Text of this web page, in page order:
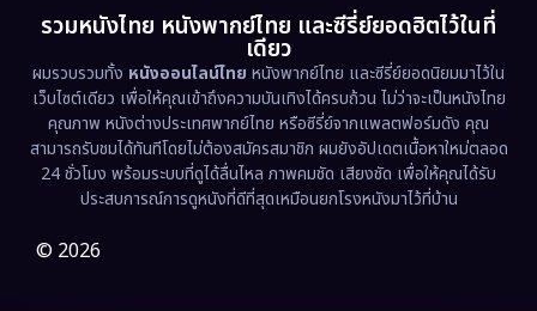
รวมหนังไทย หนังพากย์ไทย และซีรี่ย์ยอดฮิตไว้ในที่
เดียว
ผมรวบรวมทั้ง หนังออนไลน์ไทย หนังพากย์ไทย และซีรี่ย์ยอดนิยมมาไว้ใน
เว็บไซต์เดียว เพื่อให้คุณเข้าถึงความบันเทิงได้ครบถ้วน ไม่ว่าจะเป็นหนังไทย
คุณภาพ หนังต่างประเทศพากย์ไทย หรือซีรี่ย์จากแพลตฟอร์มดัง คุณ
สามารถรับชมได้ทันทีโดยไม่ต้องสมัครสมาชิก ผมยังอัปเดตเนื้อหาใหม่ตลอด
24 ชั่วโมง พร้อมระบบที่ดูได้ลื่นไหล ภาพคมชัด เสียงชัด เพื่อให้คุณได้รับ
ประสบการณ์การดูหนังที่ดีที่สุดเหมือนยกโรงหนังมาไว้ที่บ้าน
© 2026